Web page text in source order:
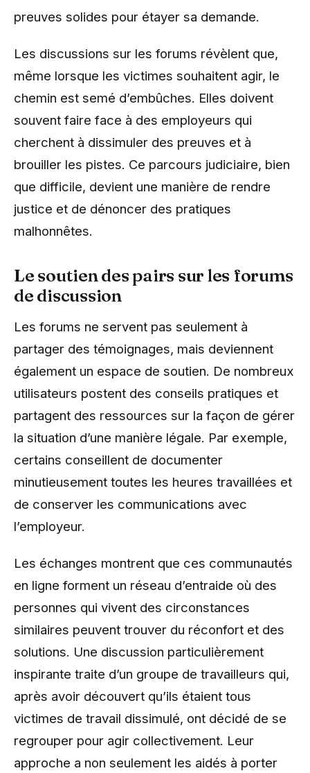
preuves solides pour étayer sa demande.
Les discussions sur les forums révèlent que,
même lorsque les victimes souhaitent agir, le
chemin est semé d’embûches. Elles doivent
souvent faire face à des employeurs qui
cherchent à dissimuler des preuves et à
brouiller les pistes. Ce parcours judiciaire, bien
que difficile, devient une manière de rendre
justice et de dénoncer des pratiques
malhonnêtes.
Le soutien des pairs sur les forums
de discussion
Les forums ne servent pas seulement à
partager des témoignages, mais deviennent
également un espace de soutien. De nombreux
utilisateurs postent des conseils pratiques et
partagent des ressources sur la façon de gérer
la situation d’une manière légale. Par exemple,
certains conseillent de documenter
minutieusement toutes les heures travaillées et
de conserver les communications avec
l’employeur.
Les échanges montrent que ces communautés
en ligne forment un réseau d’entraide où des
personnes qui vivent des circonstances
similaires peuvent trouver du réconfort et des
solutions. Une discussion particulièrement
inspirante traite d’un groupe de travailleurs qui,
après avoir découvert qu’ils étaient tous
victimes de travail dissimulé, ont décidé de se
regrouper pour agir collectivement. Leur
approche a non seulement les aidés à porter